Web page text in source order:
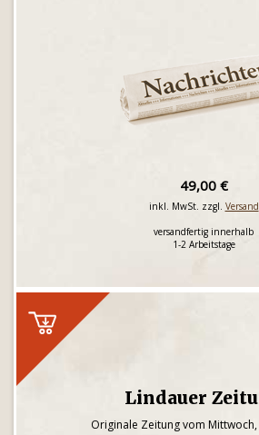
49,00 €
inkl. MwSt. zzgl. Versand
versandfertig innerhalb
1-2 Arbeitstage
Lindauer
Originale Zeitung vom